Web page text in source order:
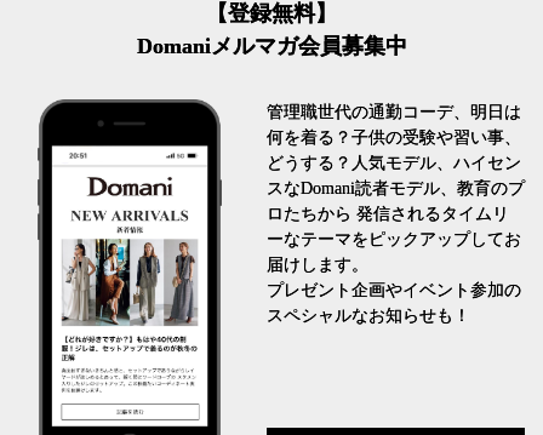
【登録無料】
Domaniメルマガ会員募集中
管理職世代の通勤コーデ、明日は
何を着る？子供の受験や習い事、
どうする？人気モデル、ハイセン
スなDomani読者モデル、教育のプ
ロたちから 発信されるタイムリ
ーなテーマをピックアップしてお
届けします。
プレゼント企画やイベント参加の
スペシャルなお知らせも！